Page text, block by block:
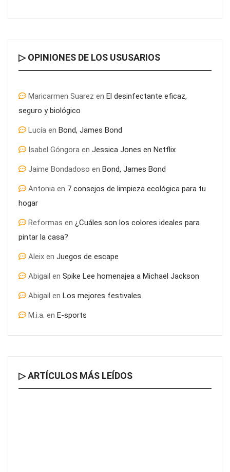
▷ OPINIONES DE LOS USUSARIOS
Maricarmen Suarez en El desinfectante eficaz,
seguro y biológico
Lucía en Bond, James Bond
Isabel Góngora en Jessica Jones en Netflix
Jaime Bondadoso en Bond, James Bond
Antonia en 7 consejos de limpieza ecológica para tu
hogar
Reformas en ¿Cuáles son los colores ideales para
pintar la casa?
Aleix en Juegos de escape
Abigail en Spike Lee homenajea a Michael Jackson
Abigail en Los mejores festivales
M.i.a. en E-sports
▷ ARTÍCULOS MÁS LEÍDOS